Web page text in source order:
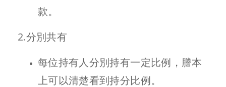
款。
2.分別共有
每位持有人分別持有一定比例，謄本
上可以清楚看到持分比例。